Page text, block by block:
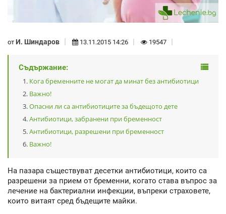
от И. Шиндаров 13.11.2015 14:26 19547
Съдържание:
Кога бременните не могат да минат без антибиотици
Важно!
Опасни ли са антибиотиците за бъдещото дете
Антибиотици, забранени при бременност
Антибиотици, разрешени при бременност
Важно!
На пазара съществуват десетки антибиотици, които са
разрешени за прием от бременни, когато става въпрос за
лечение на бактериални инфекции, въпреки страховете,
които витаят сред бъдещите майки.